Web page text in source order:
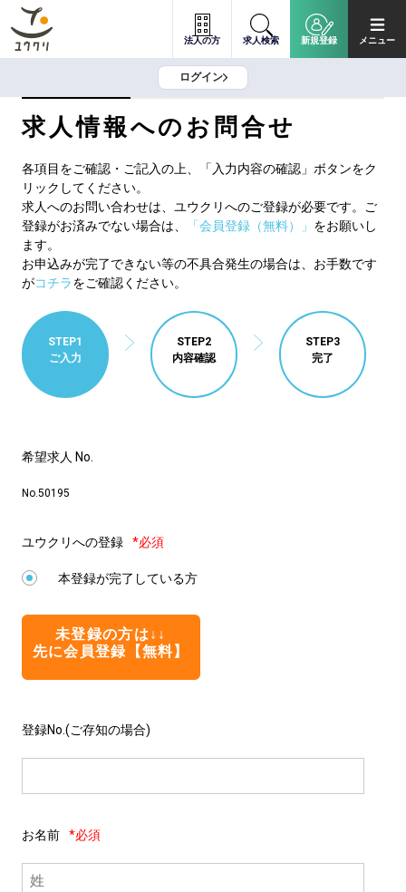
法人の方 求人検索 新規登録 メニュー
ログイン
求人情報へのお問合せ
各項目をご確認・ご記入の上、「入力内容の確認」ボタンをク
リックしてください。
求人へのお問い合わせは、ユウクリへのご登録が必要です。ご
登録がお済みでない場合は、
「会員登録（無料）」 をお願いし
ます。
お申込みが完了できない等の不具合発生の場合は、お手数です
がコチラをご確認ください。
STEP1
ご入力
STEP2
内容確認
STEP3
完了
希望求人 No.
No.50195
ユウクリへの登録 *必須
本登録が完了している方
未登録の方は↓↓
先に会員登録【無料】
登録No.(ご存知の場合)
お名前 *必須